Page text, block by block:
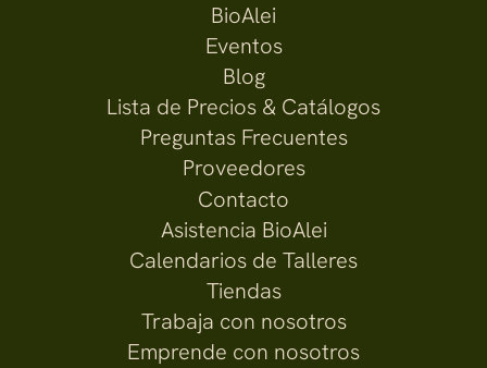
BioAlei
Eventos
Blog
Lista de Precios & Catálogos
Preguntas Frecuentes
Proveedores
Contacto
Asistencia BioAlei
Calendarios de Talleres
Tiendas
Trabaja con nosotros
Emprende con nosotros